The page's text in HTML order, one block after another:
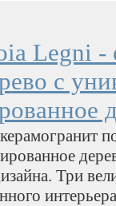
Legni
с
Три